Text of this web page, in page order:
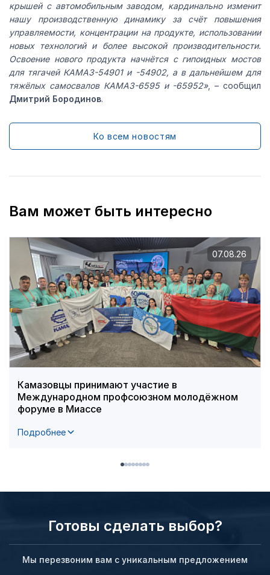
крышей с автомобильным заводом, кардинально изменит
нашу производственную динамику за счёт повышения
управляемости, концентрации на продукте, использовании
новых технологий и более высокой производительности.
Освоение нового продукта начнётся с гипоидных мостов
для тягачей КАМАЗ-54901 и -54902, а в дальнейшем для
тяжёлых самосвалов КАМАЗ-6595 и -65952», – сообщил
Дмитрий Бородинов.
Ко всем новостям
Вам может быть интересно
Камазовцы принимают участие в
Международном профсоюзном молодёжном
форуме в Миассе
Подробнее
07.08.26
Готовы сделать выбор?
Мы перезвоним вам с уникальным предложением